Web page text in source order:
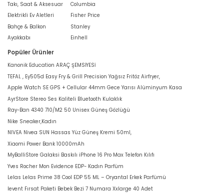
Takı, Saat & Aksesuar
Elektrikli Ev Aletleri
Bahçe & Balkon
Ayakkabı
Columbia
Fisher Price
Stanley
Einhell
Popüler Ürünler
Kanonik Education ARAÇ ŞEMSİYESİ
TEFAL , Ey505d Easy Fry & Grill Precision Yağsız Fritöz Airfryer,
Apple Watch SE GPS + Cellular 44mm Gece Yarısı Alüminyum Kasa
AyrStore Stereo Ses Kaliteli Bluetooth Kulaklık
Ray-Ban 4340 710/M2 50 Unisex Güneş Gözlüğü
Nike Sneaker,Kadın
NIVEA Nivea SUN Hassas Yüz Güneş Kremi 50ml,
Xiaomi Power Bank 10000mAh
MyBalliStore Galaksi Baskılı iPhone 16 Pro Max Telefon Kılıfı
Yves Rocher Mon Evidence EDP- Kadın Parfüm
Lelas Lelas Prime 38 Cool EDP 55 ML – Oryantal Erkek Parfümü
levent Fırsat Paketi Bebek Bezi 7 Numara Xxlarge 40 Adet